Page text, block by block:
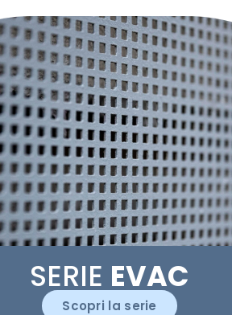
SERIE EVAC
Scopri la serie